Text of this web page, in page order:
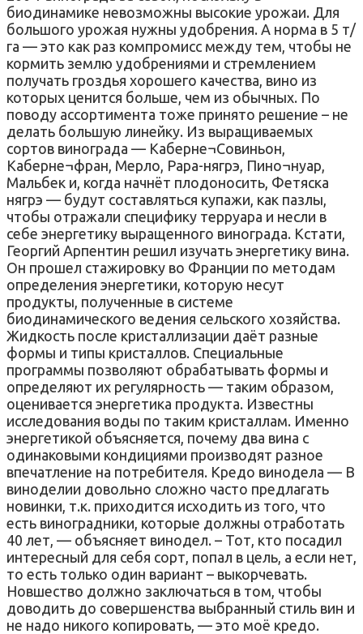
биодинамике невозможны высокие урожаи. Для
большого урожая нужны удобрения. А норма в 5 т/
га — это как раз компромисс между тем, чтобы не
кормить землю удобрениями и стремлением
получать гроздья хорошего качества, вино из
которых ценится больше, чем из обычных. По
поводу ассортимента тоже принято решение – не
делать большую линейку. Из выращиваемых
сортов винограда — Каберне¬Совиньон,
Каберне¬фран, Мерло, Рара-нягрэ, Пино¬нуар,
Мальбек и, когда начнёт плодоносить, Фетяска
нягрэ — будут составляться купажи, как пазлы,
чтобы отражали специфику терруара и несли в
себе энергетику выращенного винограда. Кстати,
Георгий Арпентин решил изучать энергетику вина.
Он прошел стажировку во Франции по методам
определения энергетики, которую несут
продукты, полученные в системе
биодинамического ведения сельского хозяйства.
Жидкость после кристаллизации даёт разные
формы и типы кристаллов. Специальные
программы позволяют обрабатывать формы и
определяют их регулярность — таким образом,
оценивается энергетика продукта. Известны
исследования воды по таким кристаллам. Именно
энергетикой объясняется, почему два вина с
одинаковыми кондициями производят разное
впечатление на потребителя. Кредо винодела — В
виноделии довольно сложно часто предлагать
новинки, т.к. приходится исходить из того, что
есть виноградники, которые должны отработать
40 лет, — объясняет винодел. – Тот, кто посадил
интересный для себя сорт, попал в цель, а если нет,
то есть только один вариант – выкорчевать.
Новшество должно заключаться в том, чтобы
доводить до совершенства выбранный стиль вин и
не надо никого копировать, — это моё кредо.